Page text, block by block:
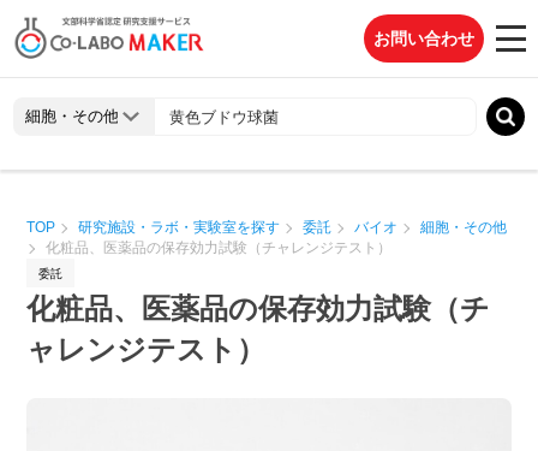
お問い合わせ
TOP 研究施設・ラボ・実験室を探す 委託 バイオ
細胞・その他
化粧品、医薬品の保存効力試験（チャレンジテスト）
委託
化粧品、医薬品の保存効力試験（チ
ャレンジテスト）